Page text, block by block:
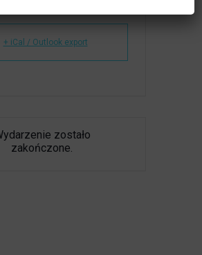
+ iCal / Outlook export
zostało
zakończone.